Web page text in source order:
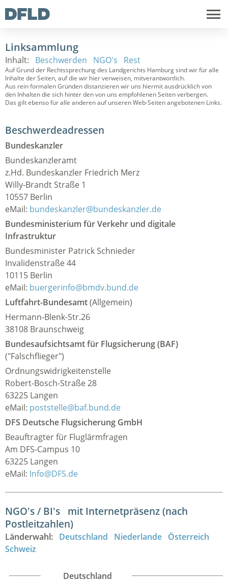
Linksammlung
Inhalt: Beschwerden NGO's Rest
Auf Grund der Rechtssprechung des Landgerichts Hamburg sind wir für alle
Inhalte der Seiten, auf die wir hier verweisen, mitverantwortlich.
Aus rein formalen Gründen distanzieren wir uns hiermit ausdrücklich von
den Inhalten die sich hinter den von uns empfohlenen Seiten verbergen.
Das gilt ebenso für alle anderen auf unseren Web-Seiten angebotenen Links.
Beschwerdeadressen
Bundeskanzler
Bundeskanzleramt
z.Hd. Bundeskanzler Friedrich Merz
Willy-Brandt Straße 1
10557 Berlin
eMail: bundeskanzler@bundeskanzler.de
Bundesministerium für Verkehr und digitale
Infrastruktur
Bundesminister Patrick Schnieder
Invalidenstraße 44
10115 Berlin
eMail: buergerinfo@bmdv.bund.de
Luftfahrt-Bundesamt(Allgemein)
Hermann-Blenk-Str.26
38108 Braunschweig
Bundesaufsichtsamt für Flugsicherung (BAF)
("Falschflieger")
Ordnungswidrigkeitenstelle
Robert-Bosch-Straße 28
63225 Langen
eMail: poststelle@baf.bund.de
DFS Deutsche Flugsicherung GmbH
Beauftragter für Fluglärmfragen
Am DFS-Campus 10
63225 Langen
eMail: Info@DFS.de
NGO's / BI's mit Internetpräsenz (nach
Postleitzahlen)
Länderwahl: Deutschland Niederlande Österreich
Schweiz
Deutschland